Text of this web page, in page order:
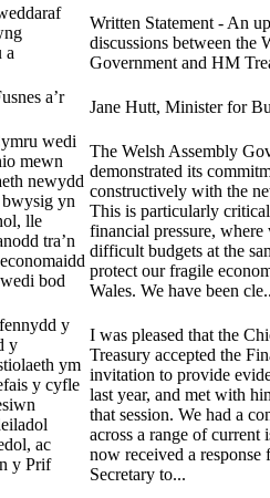
a
Written Statement - An
discussions between the
Government and HM
a’r
Jane Hutt, Minister for
wedi
mewn
newydd
yn
lle
tra’n
bod
The Welsh Assembly
demonstrated its
constructively with the
This is particularly
financial pressure, where
difficult budgets at the
protect our fragile
Wales. We have been
y
y
ym
y cyfle
ac
y Prif
I was pleased that the
Treasury accepted the
invitation to provide
last year, and met with
that session. We had a
across a range of current
now received a response
Secretary to...